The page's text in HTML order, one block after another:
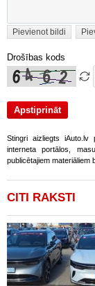
Pievienot bildi
Drošības kods
Stingri aizliegts iAuto.lv
interneta portālos,
publicētajiem materiāliem
CITI RAKSTI